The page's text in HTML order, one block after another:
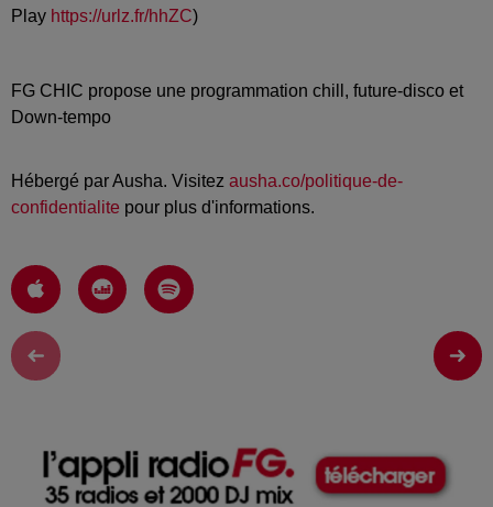
Play https://urlz.fr/hhZC)
FG CHIC propose une programmation chill, future-disco et
Down-tempo
Hébergé par Ausha. Visitez ausha.co/politique-de-
confidentialite pour plus d'informations.